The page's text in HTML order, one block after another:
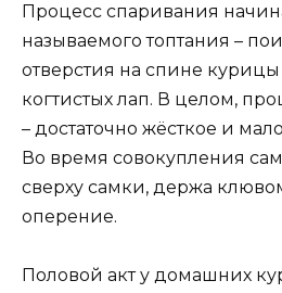
Процесс спаривания
называемого топтания –
отверстия на спине
когтистых лап. В целом,
– достаточно жёсткое и
Во время совокупления
сверху самки, держа
оперение.
Половой акт у домашних